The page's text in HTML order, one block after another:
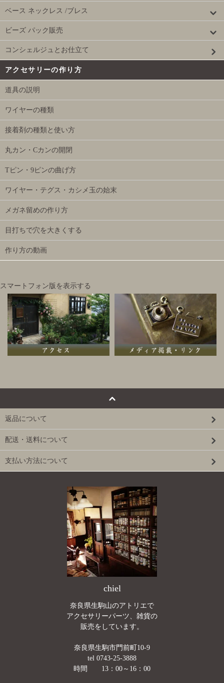
ベース ネックレス /ブレス
ビーズ パック販売
コンシェルジュとお仕立て
アクセサリーの作り方
道具の説明
ワイヤーの種類
接着剤の種類と使い方
丸カン・Cカンの開閉
Tピン・9ピンの曲げ方
ワイヤー・テグス・カシメ玉の始末
メガネ留めの作り方
目打ちで穴を大きくする
作り方の動画
スマートフォン版を表示する
返品について
配送・送料について
支払い方法について
chiel
奈良県生駒山のアトリエで
アクセサリーパーツ、雑貨の
販売をしています。
奈良県生駒市門前町10-9
tel 0743-25-3888
時間 13：00～16：00